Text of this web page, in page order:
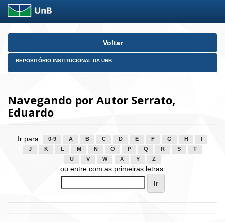
Skip
Voltar
REPOSITÓRIO INSTITUCIONAL DA UNB
Navegando por Autor Serrato,
Eduardo
Ir para: 0-9 A B C D E F G H
J
K L M N O P Q R S
T
U
V W X Y Z
ou entre com as primeiras letras: